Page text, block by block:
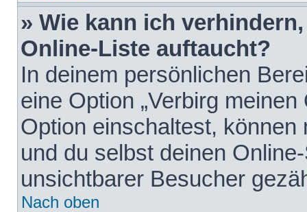
» Wie kann ich
Online-Liste auftaucht?
In deinem persönlichen
eine Option „Verbirg
Option einschaltest,
und du selbst deinen
unsichtbarer Besucher
Nach oben